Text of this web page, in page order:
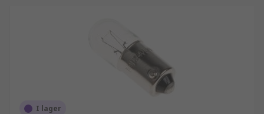
I lager